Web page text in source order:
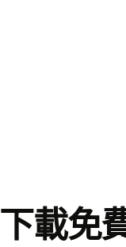
下載免